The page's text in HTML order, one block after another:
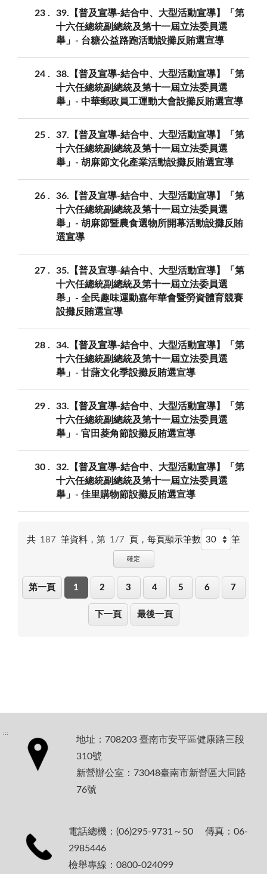
23
39.【普及宣導-結合中、大型活動宣導】「第
十六任總統副總統及第十一屆立法委員選
舉」- 台糖公益路跑活動設攤反賄選宣導
24
38.【普及宣導-結合中、大型活動宣導】「第
十六任總統副總統及第十一屆立法委員選
舉」- 中華郵政員工運動大會設攤反賄選宣導
25
37.【普及宣導-結合中、大型活動宣導】「第
十六任總統副總統及第十一屆立法委員選
舉」- 胡麻節文化產業活動設攤反賄選宣導
26
36.【普及宣導-結合中、大型活動宣導】「第
十六任總統副總統及第十一屆立法委員選
舉」- 胡麻節暨農食選物所開幕活動設攤反賄
選宣導
27
35.【普及宣導-結合中、大型活動宣導】「第
十六任總統副總統及第十一屆立法委員選
舉」- 全民趣味運動嘉年華會暨勞資體育競賽
設攤反賄選宣導
28
34.【普及宣導-結合中、大型活動宣導】「第
十六任總統副總統及第十一屆立法委員選
舉」- 甘藷文化季設攤反賄選宣導
29
33.【普及宣導-結合中、大型活動宣導】「第
十六任總統副總統及第十一屆立法委員選
舉」- 官田菱角節設攤反賄選宣導
30
32.【普及宣導-結合中、大型活動宣導】「第
十六任總統副總統及第十一屆立法委員選
舉」- 佳里購物節設攤反賄選宣導
共 187 筆資料，第 1/7 頁， 每頁顯示筆數 筆
確定
第一頁 1 2 3 4 5 6 7
下一頁 最後一頁
:::
地址：708203 臺南市安平區健康路三段
310號
新營辦公室：73048臺南市新營區大同路
76號
電話總機：(06)295-9731～50 傳真：06-
2985446
檢舉專線：0800-024099